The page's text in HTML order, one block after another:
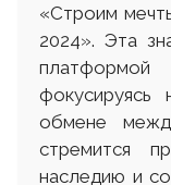
«Строим
2024». Эта
платформой
фокусируясь
обмене
стремится
наследию и